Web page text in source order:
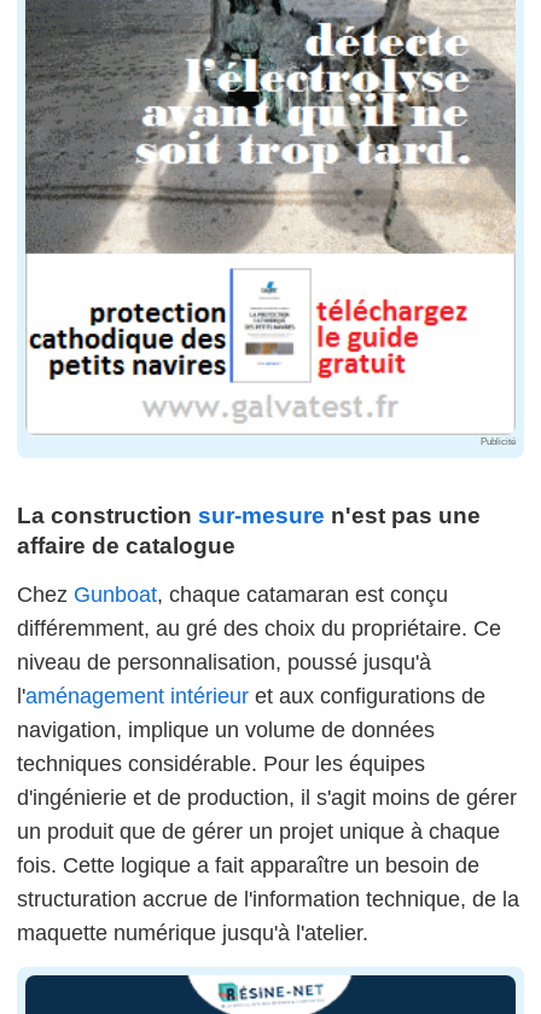
Publicité
La construction sur-mesure n'est pas une
affaire de catalogue
Chez Gunboat, chaque catamaran est conçu
différemment, au gré des choix du propriétaire. Ce
niveau de personnalisation, poussé jusqu'à
l'aménagement intérieur et aux configurations de
navigation, implique un volume de données
techniques considérable. Pour les équipes
d'ingénierie et de production, il s'agit moins de gérer
un produit que de gérer un projet unique à chaque
fois. Cette logique a fait apparaître un besoin de
structuration accrue de l'information technique, de la
maquette numérique jusqu'à l'atelier.